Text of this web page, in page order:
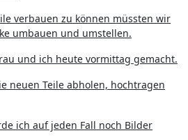
verbauen zu können müssten wir
umbauen und umstellen.
und ich heute vormittag gemacht.
neuen Teile abholen, hochtragen
ich auf jeden Fall noch Bilder